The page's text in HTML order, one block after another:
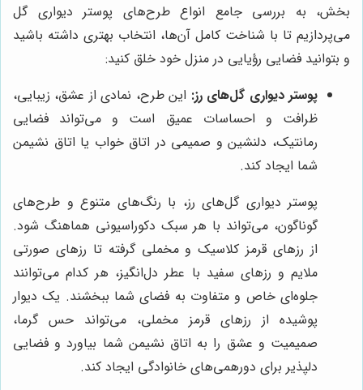
بخش، به بررسی جامع انواع طرح‌های پوستر دیواری گل
می‌پردازیم تا با شناخت کامل آن‌ها، انتخاب بهتری داشته باشید
و بتوانید فضایی رؤیایی در منزل خود خلق کنید:
پوستر دیواری گل‌های رز: این طرح، نمادی از عشق، زیبایی،
ظرافت و احساسات عمیق است و می‌تواند فضایی
رمانتیک، دلنشین و صمیمی در اتاق خواب یا اتاق نشیمن
شما ایجاد کند.
پوستر دیواری گل‌های رز، با رنگ‌های متنوع و طرح‌های
گوناگون، می‌تواند با هر سبک دکوراسیونی هماهنگ شود.
از رزهای قرمز کلاسیک و مخملی گرفته تا رزهای صورتی
ملایم و رزهای سفید با عطر دل‌انگیز، هر کدام می‌توانند
جلوه‌ای خاص و متفاوت به فضای شما ببخشند. یک دیوار
پوشیده از رزهای قرمز مخملی، می‌تواند حس گرما،
صمیمیت و عشق را به اتاق نشیمن شما بیاورد و فضایی
دلپذیر برای دورهمی‌های خانوادگی ایجاد کند.